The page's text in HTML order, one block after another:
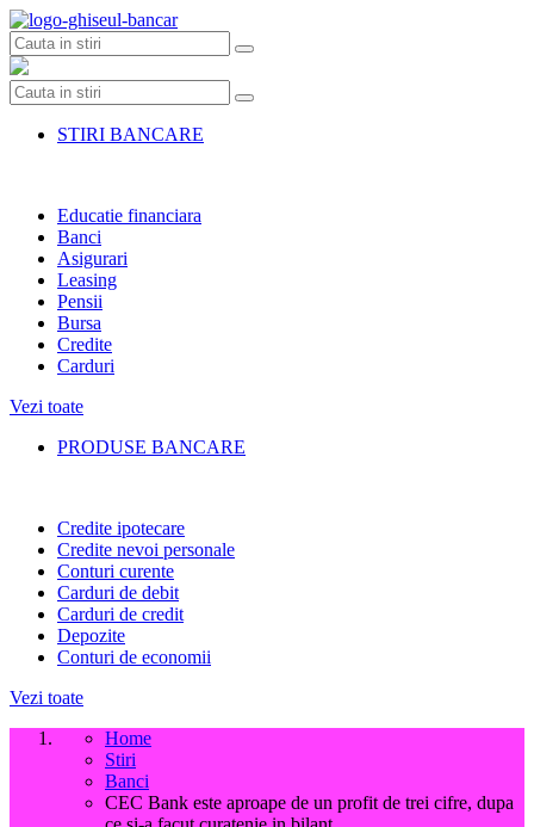
Skip
to
content
STIRI BANCARE
Educatie financiara
Banci
Asigurari
Leasing
Pensii
Bursa
Credite
Carduri
Vezi toate
PRODUSE BANCARE
Credite ipotecare
Credite nevoi personale
Conturi curente
Carduri de debit
Carduri de credit
Depozite
Conturi de economii
Vezi toate
Home
Stiri
Banci
CEC Bank este aproape de un profit de trei cifre, dupa